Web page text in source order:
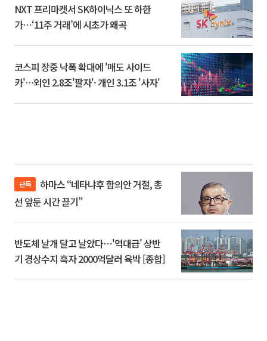
NXT 프리마켓서 SK하이닉스 또 하한
가⋯‘11주 거래’에 시초가 왜곡
코스피 장중 낙폭 확대에 '매도 사이드
카'…외인 2.8조'팔자'· 개인 3.1조 '사자'
단독
선 앞둔 시간 끌기”
반도체 날개 달고 날았다⋯'역대급' 상반
기 경상수지 흑자 2000억달러 육박 [종합]